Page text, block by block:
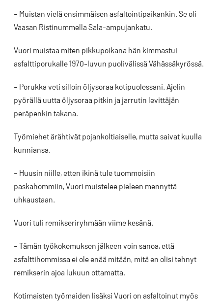
– Muistan vielä ensimmäisen asfaltointipaikankin. Se oli
Vaasan Ristinummella Sala-ampujankatu.
Vuori muistaa miten pikkupoikana hän kimmastui
asfalttiporukalle 1970-luvun puolivälissä Vähässäkyrössä.
– Porukka veti silloin öljysoraa kotipuolessani. Ajelin
pyörällä uutta öljysoraa pitkin ja jarrutin levittäjän
peräpenkin takana.
Työmiehet ärähtivät pojankoltiaiselle, mutta saivat kuulla
kunniansa.
– Huusin niille, etten ikinä tule tuommoisiin
paskahommiin, Vuori muistelee pieleen mennyttä
uhkaustaan.
Vuori tuli remikseriryhmään viime kesänä.
– Tämän työkokemuksen jälkeen voin sanoa, että
asfalttihommissa ei ole enää mitään, mitä en olisi tehnyt
remikserin ajoa lukuun ottamatta.
Kotimaisten työmaiden lisäksi Vuori on asfaltoinut myös